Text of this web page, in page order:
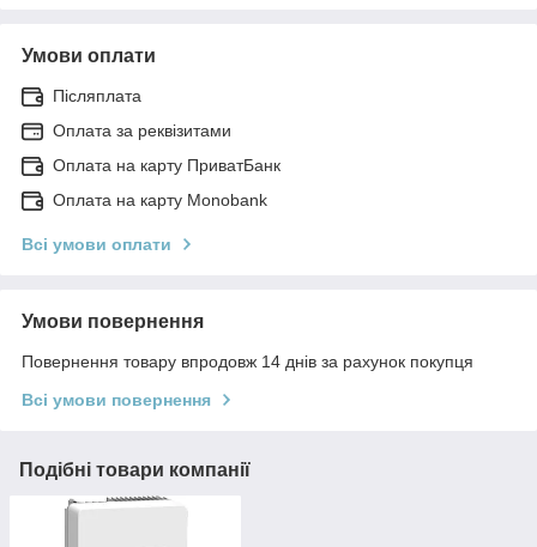
Умови оплати
Післяплата
Оплата за реквізитами
Оплата на карту ПриватБанк
Оплата на карту Monobank
Всі умови оплати
Умови повернення
Повернення товару впродовж 14 днів за рахунок покупця
Всі умови повернення
Подібні товари компанії